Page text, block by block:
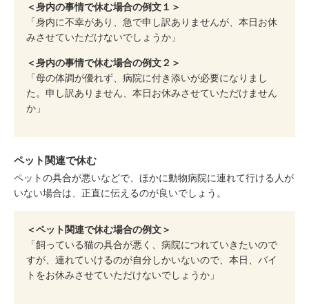
＜身内の事情で休む場合の例文１＞
「身内に不幸があり、急で申し訳ありませんが、本日お休
みさせていただけないでしょうか」
＜身内の事情で休む場合の例文２＞
「母の体調が優れず、病院に付き添いが必要になりまし
た。申し訳ありません、本日お休みさせていただけません
か」
ペット関連で休む
ペットの具合が悪いなどで、ほかに動物病院に連れて行ける人が
いない場合は、正直に伝えるのが良いでしょう。
＜ペット関連で休む場合の例文＞
「飼っている猫の具合が悪く、病院につれていきたいので
すが、連れていけるのが自分しかいないので、本日、バイ
トをお休みさせていただけないでしょうか」